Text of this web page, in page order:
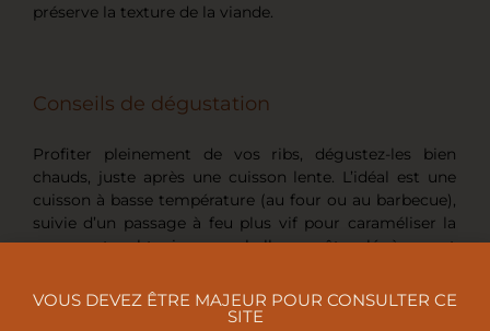
préserve la texture de la viande.
Conseils de dégustation
Profiter pleinement de vos ribs, dégustez-les bien
chauds, juste après une cuisson lente. L’idéal est une
cuisson à basse température (au four ou au barbecue),
suivie d’un passage à feu plus vif pour caraméliser la
sauce et obtenir une belle croûte légèrement
VOUS DEVEZ ÊTRE MAJEUR POUR CONSULTER CE
SITE